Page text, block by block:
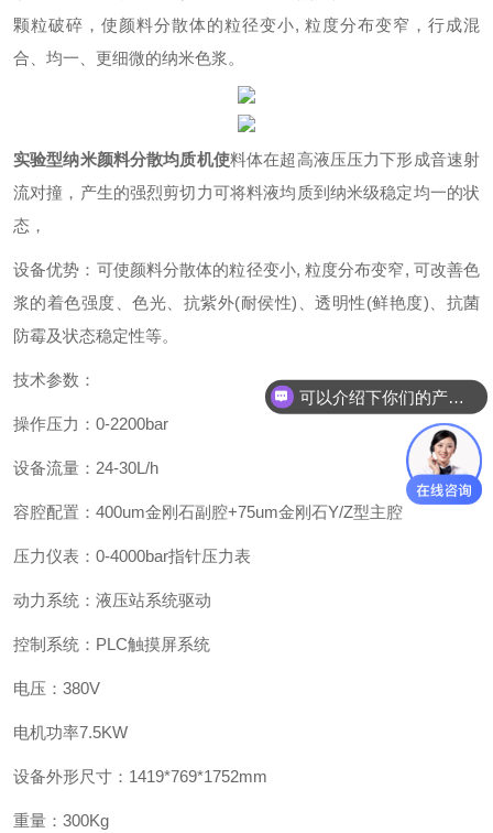
颗粒破碎，使颜料分散体的粒径变小, 粒度分布变窄，行成混
合、均一、更细微的纳米色浆 。
实验型纳米颜料分散均质机使料体在超高液压压力下形成音速射
流对撞，产生的强烈剪切力可将料液均质到纳米级稳定均一的状
态，
设备优势 ：可使颜料分散体的粒径变小, 粒度分布变窄, 可改善色
浆的着色强度、色光、抗紫外(耐侯性)、透明性(鲜艳度)、抗菌
防霉及状态稳定性等。
技术参数：
操作压力：0-2200bar
设备流量：24-30L/h
容腔配置：400um金刚石副腔+75um金刚石Y/Z型主腔
压力仪表：0-4000bar指针压力表
动力系统：液压站系统驱动
控制系统：PLC触摸屏系统
电压：380V
电机功率7.5KW
设备外形尺寸：1419*769*1752mm
重量：300Kg
可以介绍下你们的产品么